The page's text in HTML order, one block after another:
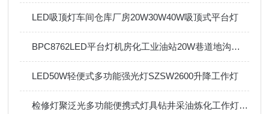
LED吸顶灯车间仓库厂房20W30W40W吸顶式平台灯
BPC8762LED平台灯机房化工业油站20W巷道地沟吸顶灯
LED50W轻便式多功能强光灯SZSW2600升降工作灯
检修灯聚泛光多功能便携式灯具钻井采油炼化工作灯救援抢险